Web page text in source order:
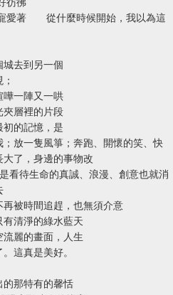
寵愛著 從什麼時候開始，我以為這
去到另一個
嘩一陣又一哄
夾層裡的片段
的記憶，是
一隻風箏；奔跑、開懷的笑、快
了，身邊的事物改
看待生命的真誠、浪漫、創意也就消
被時間追趕，也無須介意
清淨的綠水藍天
麗的畫面，人生
這真是美好。
那特有的馨恬